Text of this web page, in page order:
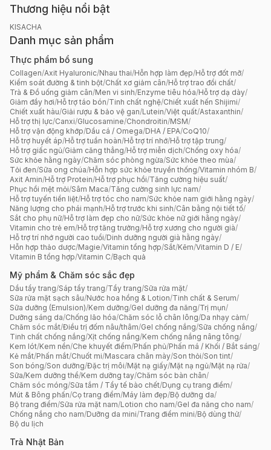
Thương hiệu nổi bật
KISACHA
Danh mục sản phẩm
Thực phẩm bổ sung
Collagen/Axit Hyaluronic/Nhau thai/Hỗn hợp làm đẹp/Hỗ trợ đốt mỡ/
Kiểm soát đường & tinh bột/Chất xơ giảm cân/Hỗ trợ trao đổi chất/
Trà & Đồ uống giảm cân/Men vi sinh/Enzyme tiêu hóa/Hỗ trợ dạ dày/
Giảm đầy hơi/Hỗ trợ táo bón/Tinh chất nghệ/Chiết xuất hến Shijimi/
Chiết xuất hàu/Giải rượu & bảo vệ gan/Lutein/Việt quất/Astaxanthin/
Hỗ trợ thị lực/Canxi/Glucosamine/Chondroitin/MSM/
Hỗ trợ vận động khớp/Dầu cá / Omega/DHA / EPA/CoQ10/
Hỗ trợ huyết áp/Hỗ trợ tuần hoàn/Hỗ trợ trí nhớ/Hỗ trợ tập trung/
Hỗ trợ giấc ngủ/Giảm căng thẳng/Hỗ trợ miễn dịch/Chống oxy hóa/
Sức khỏe hằng ngày/Chăm sóc phòng ngừa/Sức khỏe theo mùa/
Tỏi đen/Sữa ong chúa/Hỗn hợp sức khỏe truyền thống/Vitamin nhóm B/
Axit Amin/Hỗ trợ Protein/Hỗ trợ phục hồi/Tăng cường hiệu suất/
Phục hồi mệt mỏi/Sâm Maca/Tăng cường sinh lực nam/
Hỗ trợ tuyến tiền liệt/Hỗ trợ tóc cho nam/Sức khỏe nam giới hằng ngày/
Năng lượng cho phái mạnh/Hỗ trợ trước khi sinh/Cân bằng nội tiết tố/
Sắt cho phụ nữ/Hỗ trợ làm đẹp cho nữ/Sức khỏe nữ giới hằng ngày/
Vitamin cho trẻ em/Hỗ trợ tăng trưởng/Hỗ trợ xương cho người già/
Hỗ trợ trí nhớ người cao tuổi/Dinh dưỡng người già hằng ngày/
Hỗn hợp thảo dược/Magie/Vitamin tổng hợp/Sắt/Kẽm/Vitamin D / E/
Vitamin B tổng hợp/Vitamin C/Bạch quả
Mỹ phẩm & Chăm sóc sắc đẹp
Dầu tẩy trang/Sáp tẩy trang/Tẩy trang/Sữa rửa mặt/
Sữa rửa mặt sạch sâu/Nước hoa hồng & Lotion/Tinh chất & Serum/
Sữa dưỡng (Emulsion)/Kem dưỡng/Gel dưỡng đa năng/Trị mụn/
Dưỡng sáng da/Chống lão hóa/Chăm sóc lỗ chân lông/Da nhạy cảm/
Chăm sóc mắt/Điều trị đốm nâu/thâm/Gel chống nắng/Sữa chống nắng/
Tinh chất chống nắng/Xịt chống nắng/Kem chống nắng nâng tông/
Kem lót/Kem nền/Che khuyết điểm/Phấn phủ/Phấn má / Khối / Bắt sáng/
Kẻ mắt/Phấn mắt/Chuốt mi/Mascara chân mày/Son thỏi/Son tint/
Son bóng/Son dưỡng/Đặc trị môi/Mặt nạ giấy/Mặt nạ ngủ/Mặt nạ rửa/
Sữa/Kem dưỡng thể/Kem dưỡng tay/Chăm sóc bàn chân/
Chăm sóc móng/Sữa tắm / Tẩy tế bào chết/Dụng cụ trang điểm/
Mút & Bông phấn/Cọ trang điểm/Máy làm đẹp/Bộ dưỡng da/
Bộ trang điểm/Sữa rửa mặt nam/Lotion cho nam/Gel đa năng cho nam/
Chống nắng cho nam/Dưỡng da mini/Trang điểm mini/Bộ dùng thử/
Bộ du lịch
Trà Nhật Bản